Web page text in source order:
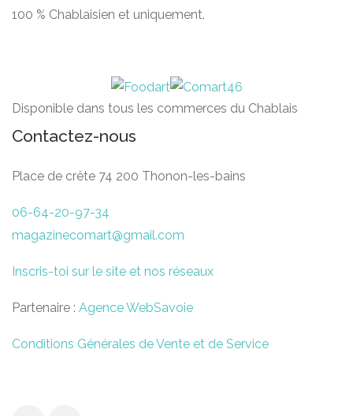
100 % Chablaisien et uniquement.
Disponible dans tous les commerces du Chablais
Contactez-nous
Place de crête 74 200 Thonon-les-bains
06-64-20-97-34
magazinecomart@gmail.com
Inscris-toi sur le site et nos réseaux
Partenaire : Agence WebSavoie
Conditions Générales de Vente et de Service